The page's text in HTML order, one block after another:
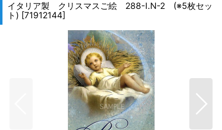
イタリア製 クリスマスご絵 288-I.N-2 (※5枚セッ
ト) [71912144]